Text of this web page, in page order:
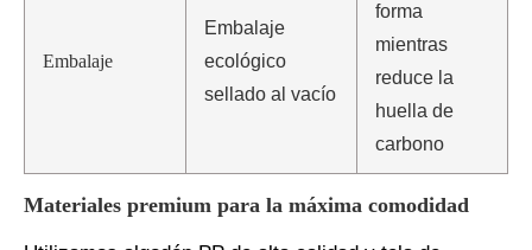
Embalaje
Embalaje
ecológico
sellado al vacío
forma
mientras
reduce la
huella de
carbono
Materiales premium para la máxima comodidad